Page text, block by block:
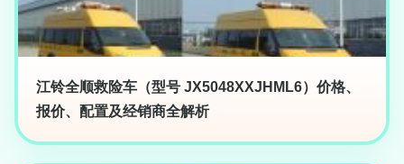
江铃全顺救险车（型号 JX5048XXJHML6）价格、
报价、配置及经销商全解析